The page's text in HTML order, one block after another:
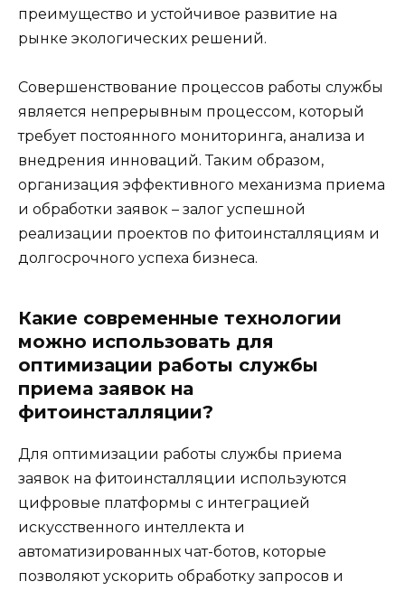
преимущество и устойчивое развитие на
рынке экологических решений.
Совершенствование процессов работы службы
является непрерывным процессом, который
требует постоянного мониторинга, анализа и
внедрения инноваций. Таким образом,
организация эффективного механизма приема
и обработки заявок – залог успешной
реализации проектов по фитоинсталляциям и
долгосрочного успеха бизнеса.
Какие современные технологии
можно использовать для
оптимизации работы службы
приема заявок на
фитоинсталляции?
Для оптимизации работы службы приема
заявок на фитоинсталляции используются
цифровые платформы с интеграцией
искусственного интеллекта и
автоматизированных чат-ботов, которые
позволяют ускорить обработку запросов и